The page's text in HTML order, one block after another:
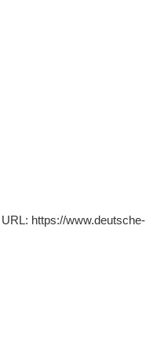
https://www.deutsche-